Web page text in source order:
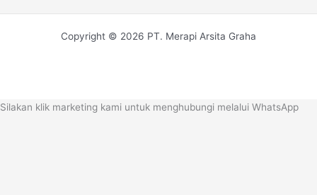
Copyright © 2026 PT. Merapi Arsita Graha
Silakan klik marketing kami untuk menghubungi melalui WhatsApp